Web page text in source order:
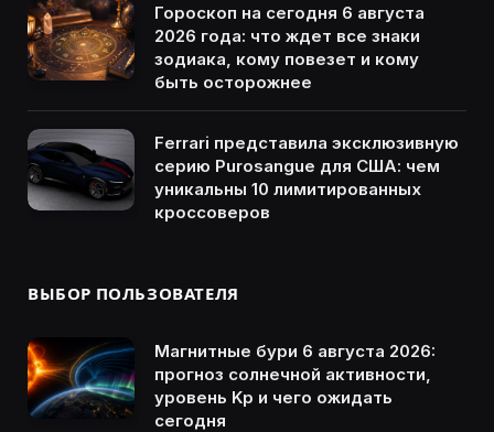
Гороскоп на сегодня 6 августа
2026 года: что ждет все знаки
зодиака, кому повезет и кому
быть осторожнее
Ferrari представила эксклюзивную
серию Purosangue для США: чем
уникальны 10 лимитированных
кроссоверов
ВЫБОР ПОЛЬЗОВАТЕЛЯ
Магнитные бури 6 августа 2026:
прогноз солнечной активности,
уровень Kp и чего ожидать
сегодня